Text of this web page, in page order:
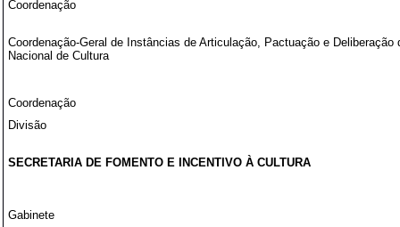
Coordenação
Coordenação-Geral de Instâncias de Articulação, Pactuação e Deliberação
Nacional de Cultura
Coordenação
Divisão
SECRETARIA DE FOMENTO E INCENTIVO À CULTURA
Gabinete